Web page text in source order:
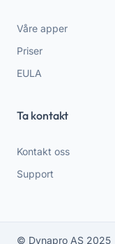
Våre apper
Priser
EULA
Ta kontakt
Kontakt oss
Support
© Dynapro AS 2025